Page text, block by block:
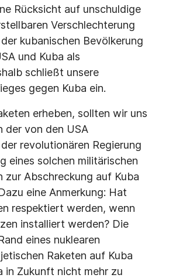
Rücksicht auf unschuldige
Verschlechterung
kubanischen Bevölkerung
und Kuba als
schließt unsere
gegen Kuba ein.
erheben, sollten wir uns
der von den USA
revolutionären Regierung
eines solchen militärischen
zur Abschreckung auf Kuba
eine Anmerkung: Hat
respektiert werden, wenn
installiert werden? Die
eines nuklearen
Raketen auf Kuba
in Zukunft nicht mehr zu